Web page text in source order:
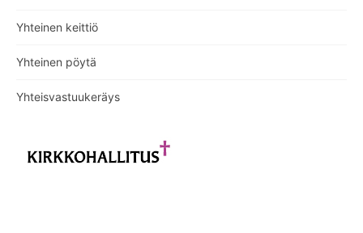
Yhteinen keittiö
Yhteinen pöytä
Yhteisvastuukeräys